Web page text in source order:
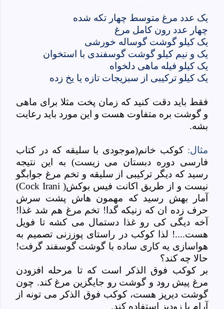
یک عدد مرغ متوسط چهار تکه شده
چهار عدد رون کامل مرغ
یک کیلو گوشت گوساله خورشی
یک و نیم کیلو گوشت گوسفندی با استخوان
یک کیلو فیله ماهی دلخواه
یک کیلو ترکیبی از سبزیجات تازه یا یخ زده
فقط باید دقت کنید که زمان پخت مثلا برای ماهی
و گوشت بره متفاوت هست و این مورد باید رعایت
بشه.
مثال: کوکب خانم(موجودی با سلیقه که در کتاب
فارسی دوره دبستان می زیست) به این نتیجه
رسید که دیگر ترکیبی از سلیقه و تخم مرغ جوابگو
نیست و از طریق اکانت فیس بوکش)
(Cock Irani
آمار بهش رسید که مهمون هاش پشت سرش
حرف زده ان که زنیکه گدا! تخم مرغ هم شد غذا!
آخه دیگی کی رو غذا دستمال می کشه تا فویل
هست....! لذا کوکب در راستای پوززنی تصمیم به
هواسازی یه کاری ساده با گوشت گوسفند گرفت!
حالا چه کند؟
بر کوکب فوق الذکر است که تا مرحله افزودن
مرغ پیش رود و گوشت رو جایگزین مرغ کند. چون
گوشت دیرپز هست، کوکب فوق الذکر می تونه از
آرام یا زودپز استفاده کند.